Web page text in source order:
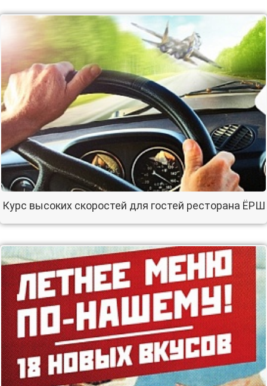
Курс высоких скоростей для гостей ресторана ЁРШ